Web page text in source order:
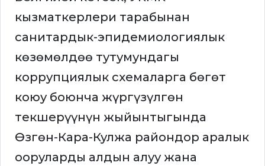
кызматкерлери тарабынан
санитардык-эпидемиологиялык
көзөмөлдөө тутумундагы
коррупциялык схемаларга бөгөт
коюу боюнча жүргүзүлгөн
текшерүүнүн жыйынтыгында
Өзгөн-Кара-Кулжа райондор аралык
ооруларды алдын алуу жана